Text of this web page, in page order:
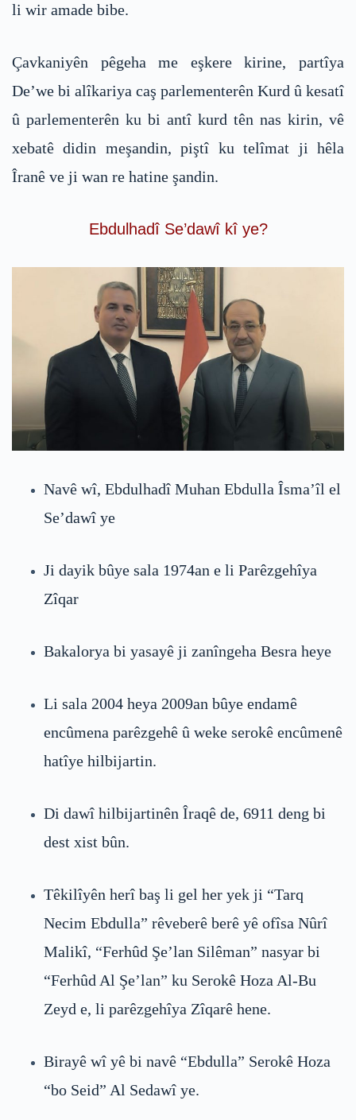
li wir amade bibe.
Çavkaniyên pêgeha me eşkere kirine, partîya
De’we bi alîkariya caş parlementerên Kurd û kesatî
û parlementerên ku bi antî kurd tên nas kirin, vê
xebatê didin meşandin, piştî ku telîmat ji hêla
Îranê ve ji wan re hatine şandin.
Ebdulhadî Se’dawî kî ye?
Navê wî, Ebdulhadî Muhan Ebdulla Îsma’îl el
Se’dawî ye
Ji dayik bûye sala 1974an e li Parêzgehîya
Zîqar
Bakalorya bi yasayê ji zanîngeha Besra heye
Li sala 2004 heya 2009an bûye endamê
encûmena parêzgehê û weke serokê encûmenê
hatîye hilbijartin.
Di dawî hilbijartinên Îraqê de, 6911 deng bi
dest xist bûn.
Têkilîyên herî baş li gel her yek ji “Tarq
Necim Ebdulla” rêveberê berê yê ofîsa Nûrî
Malikî, “Ferhûd Şe’lan Silêman” nasyar bi
“Ferhûd Al Şe’lan” ku Serokê Hoza Al-Bu
Zeyd e, li parêzgehîya Zîqarê hene.
Birayê wî yê bi navê “Ebdulla” Serokê Hoza
“bo Seid” Al Sedawî ye.